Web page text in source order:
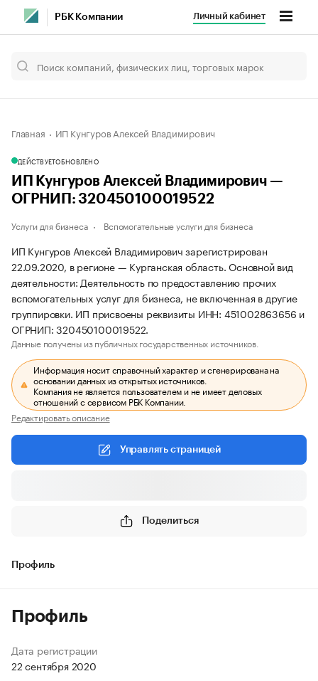
РБК Компании Личный кабинет
Главная ИП Кунгуров Алексей Владимирович
ДЕЙСТВУЕТОБНОВЛЕНО
ИП Кунгуров Алексей Владимирович —
ОГРНИП: 320450100019522
Услуги для бизнеса Вспомогательные услуги для бизнеса
ИП Кунгуров Алексей Владимирович зарегистрирован
22.09.2020, в регионе — Курганская область. Основной вид
деятельности: Деятельность по предоставлению прочих
вспомогательных услуг для бизнеса, не включенная в другие
группировки. ИП присвоены реквизиты ИНН: 451002863656 и
ОГРНИП: 320450100019522.
Данные получены из публичных государственных источников.
Информация носит справочный характер и сгенерирована на
основании данных из открытых источников.
Компания не является пользователем и не имеет деловых
отношений с сервисом РБК Компании.
Редактировать описание
Управлять страницей
Поделиться
Профиль
Профиль
Дата регистрации
22 сентября 2020